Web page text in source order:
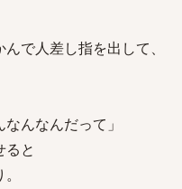
で人差し指を出して、
んなんだって」
ると